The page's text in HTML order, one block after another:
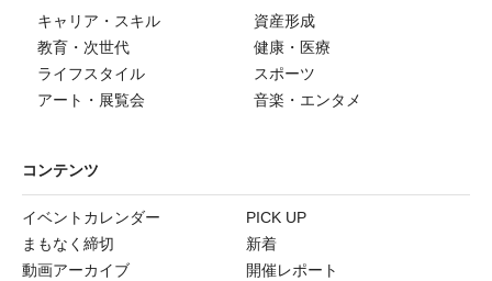
キャリア・スキル
資産形成
教育・次世代
健康・医療
ライフスタイル
スポーツ
アート・展覧会
音楽・エンタメ
コンテンツ
イベントカレンダー
PICK UP
まもなく締切
新着
動画アーカイブ
開催レポート